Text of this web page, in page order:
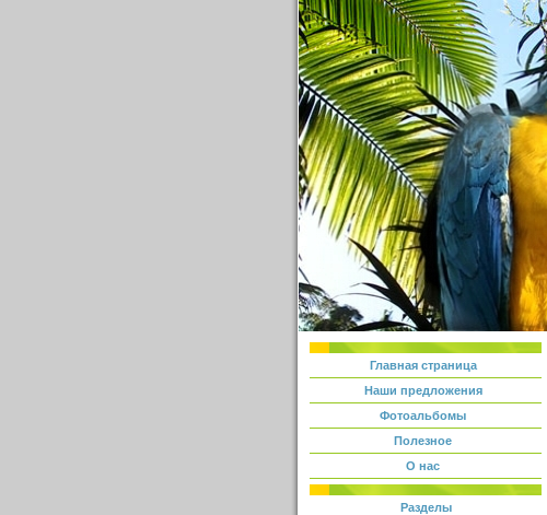
Главная страница
Наши предложения
Фотоальбомы
Полезное
О нас
Разделы